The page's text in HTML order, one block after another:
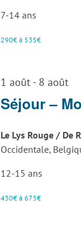
7-14 ans
290€ à 535€
1 août - 8 août
Séjour –
Le Lys Rouge / De
Occidentale,
12-15 ans
430€ à 675€